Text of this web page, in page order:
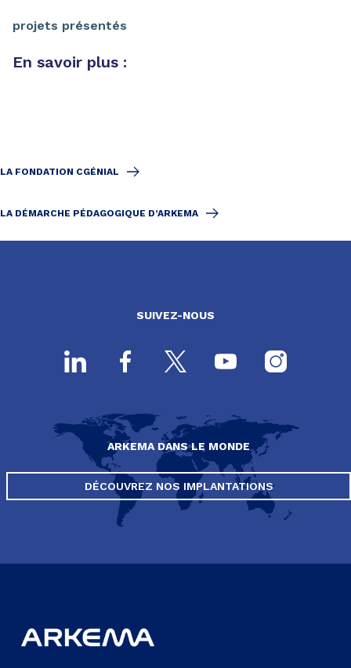
projets présentés
En savoir plus :
LA FONDATION CGÉNIAL
LA DÉMARCHE PÉDAGOGIQUE D’ARKEMA
SUIVEZ-NOUS
ARKEMA DANS LE MONDE
DÉCOUVREZ NOS IMPLANTATIONS